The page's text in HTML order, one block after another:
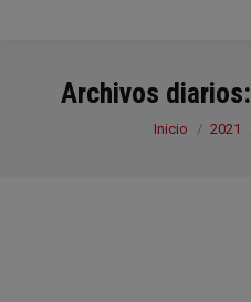
Archivos diarios:
Estás aquí:
Inicio 2021